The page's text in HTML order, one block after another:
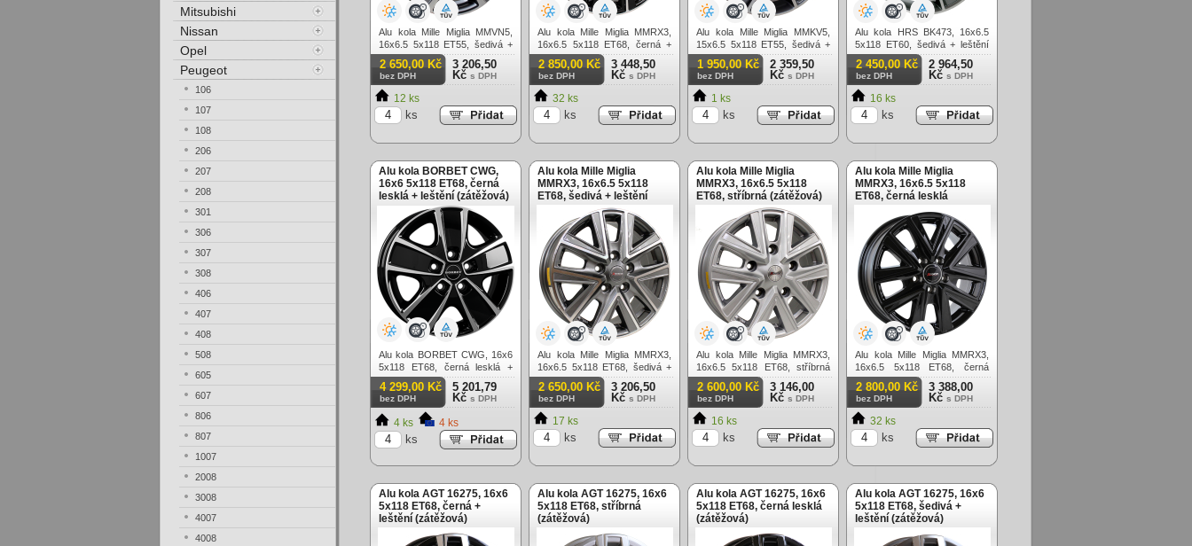
Alu kola Mille Miglia MMVN5,
16x6.5 5x118 ET55, šedivá +
leštění (zátěžová)
2 650,00 Kč
bez DPH
3 206,50
Kč s DPH
12 ks
ks
Alu kola Mille Miglia MMRX3,
16x6.5 5x118 ET68, černá +
leštění (zátěžová)
2 850,00 Kč
bez DPH
3 448,50
Kč s DPH
32 ks
ks
Alu kola Mille Miglia MMKV5,
15x6.5 5x118 ET55, šedivá +
leštění (zátěžová)
1 950,00 Kč
bez DPH
2 359,50
Kč s DPH
1 ks
ks
Alu kola HRS BK473, 16x6.5
5x118 ET60, šedivá + leštění
(zátěžová)
2 450,00 Kč
bez DPH
2 964,50
Kč s DPH
16 ks
ks
Alu kola BORBET CWG,
16x6 5x118 ET68, černá
lesklá + leštění (zátěžová)
Alu kola BORBET CWG, 16x6
5x118 ET68, černá lesklá +
leštění (zátěžová)
4 299,00 Kč
bez DPH
5 201,79
Kč s DPH
4 ks 4 ks
ks
Alu kola Mille Miglia
MMRX3, 16x6.5 5x118
ET68, šedivá + leštění
Alu kola Mille Miglia MMRX3,
16x6.5 5x118 ET68, šedivá +
leštění (zátěžová)
2 650,00 Kč
bez DPH
3 206,50
Kč s DPH
17 ks
ks
Alu kola Mille Miglia
MMRX3, 16x6.5 5x118
ET68, stříbrná (zátěžová)
Alu kola Mille Miglia MMRX3,
16x6.5 5x118 ET68, stříbrná
(zátěžová)
2 600,00 Kč
bez DPH
3 146,00
Kč s DPH
16 ks
ks
Alu kola Mille Miglia
MMRX3, 16x6.5 5x118
ET68, černá lesklá
Alu kola Mille Miglia MMRX3,
16x6.5 5x118 ET68, černá
lesklá (zátěžová)
2 800,00 Kč
bez DPH
3 388,00
Kč s DPH
32 ks
ks
Alu kola AGT 16275, 16x6
5x118 ET68, černá +
leštění (zátěžová)
Alu kola AGT 16275, 16x6
5x118 ET68, stříbrná
(zátěžová)
Alu kola AGT 16275, 16x6
5x118 ET68, černá lesklá
(zátěžová)
Alu kola AGT 16275, 16x6
5x118 ET68, šedivá +
leštění (zátěžová)
Mitsubishi
Nissan
Opel
Peugeot
106
107
108
206
207
208
301
306
307
308
406
407
408
508
605
607
806
807
1007
2008
3008
4007
4008